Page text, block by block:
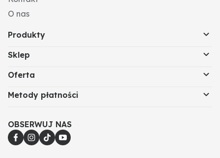
O nas
Produkty
Sklep
Oferta
Metody płatności
OBSERWUJ NAS